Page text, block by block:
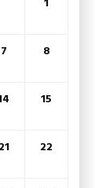
1
7 8
15
21 22